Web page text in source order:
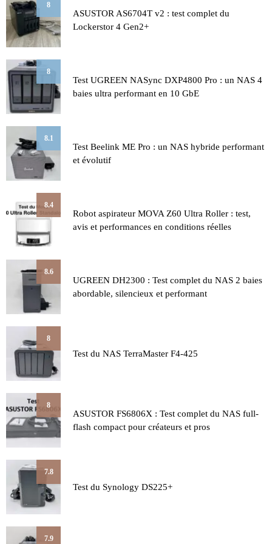
8
ASUSTOR AS6704T v2 : test complet du
Lockerstor 4 Gen2+
8
Test UGREEN NASync DXP4800 Pro : un NAS 4
baies ultra performant en 10 GbE
8.1
Test Beelink ME Pro : un NAS hybride performant
et évolutif
8.4
Robot aspirateur MOVA Z60 Ultra Roller : test,
avis et performances en conditions réelles
8.6
UGREEN DH2300 : Test complet du NAS 2 baies
abordable, silencieux et performant
8
Test du NAS TerraMaster F4-425
8
ASUSTOR FS6806X : Test complet du NAS full-
flash compact pour créateurs et pros
7.8
Test du Synology DS225+
7.9